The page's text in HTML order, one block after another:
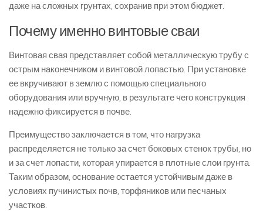
даже на сложных грунтах, сохранив при этом бюджет.
Почему именно винтовые сваи
Винтовая свая представляет собой металлическую трубу с
острым наконечником и винтовой лопастью. При установке
ее вкручивают в землю с помощью специального
оборудования или вручную, в результате чего конструкция
надежно фиксируется в почве.
Преимущество заключается в том, что нагрузка
распределяется не только за счет боковых стенок трубы, но
и за счет лопасти, которая упирается в плотные слои грунта.
Таким образом, основание остается устойчивым даже в
условиях пучинистых почв, торфяников или песчаных
участков.